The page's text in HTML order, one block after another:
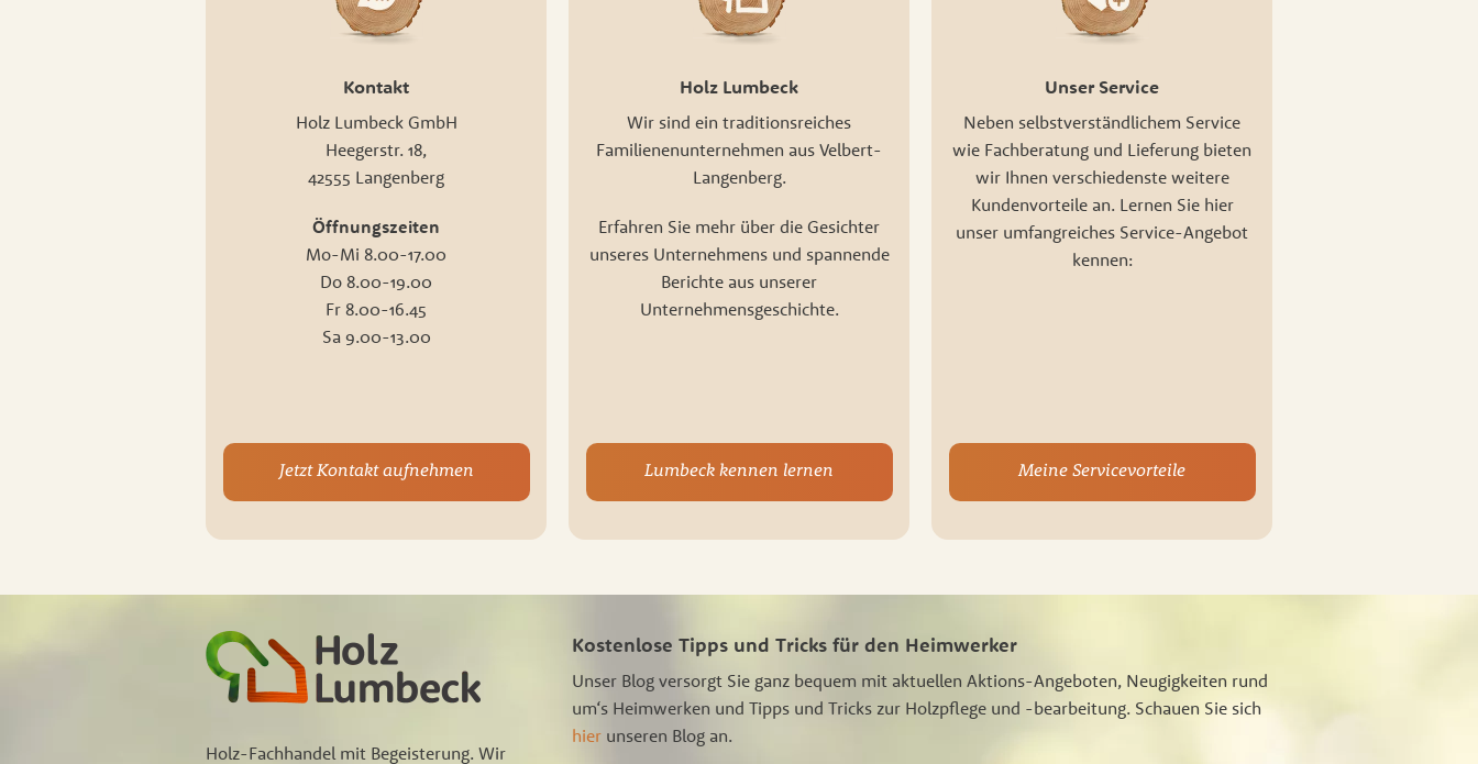
Kontakt
Holz Lumbeck GmbH
Heegerstr. 18,
42555 Langenberg
Öffnungszeiten
Mo-Mi 8.00-17.00
Do 8.00-19.00
Fr 8.00-16.45
Sa 9.00-13.00
Jetzt Kontakt aufnehmen
Holz Lumbeck
Wir sind ein traditionsreiches
Familienenunternehmen aus Velbert-
Langenberg.
Erfahren Sie mehr über die Gesichter
unseres Unternehmens und spannende
Berichte aus unserer
Unternehmensgeschichte.
Lumbeck kennen lernen
Unser Service
Neben selbstverständlichem Service
wie Fachberatung und Lieferung bieten
wir Ihnen verschiedenste weitere
Kundenvorteile an. Lernen Sie hier
unser umfangreiches Service-Angebot
kennen:
Meine Servicevorteile
Holz-Fachhandel mit Begeisterung. Wir
Kostenlose Tipps und Tricks für den Heimwerker
Unser Blog versorgt Sie ganz bequem mit aktuellen Aktions-Angeboten, Neugigkeiten rund
um‘s Heimwerken und Tipps und Tricks zur Holzpflege und -bearbeitung. Schauen Sie sich
hier unseren Blog an.